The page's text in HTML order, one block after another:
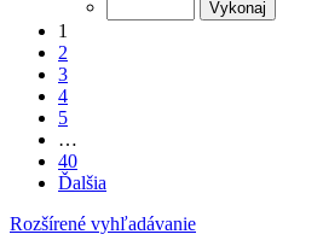
1
2
3
4
5
…
40
Ďalšia
Rozšírené vyhľadávanie